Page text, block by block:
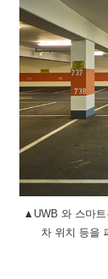
▲UWB 와 스마
차 위치 등을